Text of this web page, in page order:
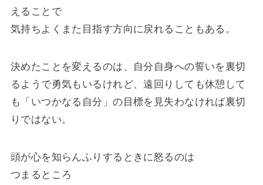
えることで
気持ちよくまた目指す方向に戻れることもある。
決めたことを変えるのは、自分自身への誓いを裏切
るようで勇気もいるけれど、遠回りしても休憩して
も「いつかなる自分」の目標を見失わなければ裏切
りではない。
頭が心を知らんふりするときに怒るのは
つまるところ